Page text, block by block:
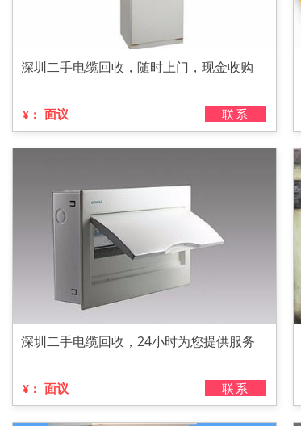
深圳二手电缆回收，随时上门，现金收购
¥： 面议 联系
深圳二手电缆回收，24小时为您提供服务
¥： 面议 联系